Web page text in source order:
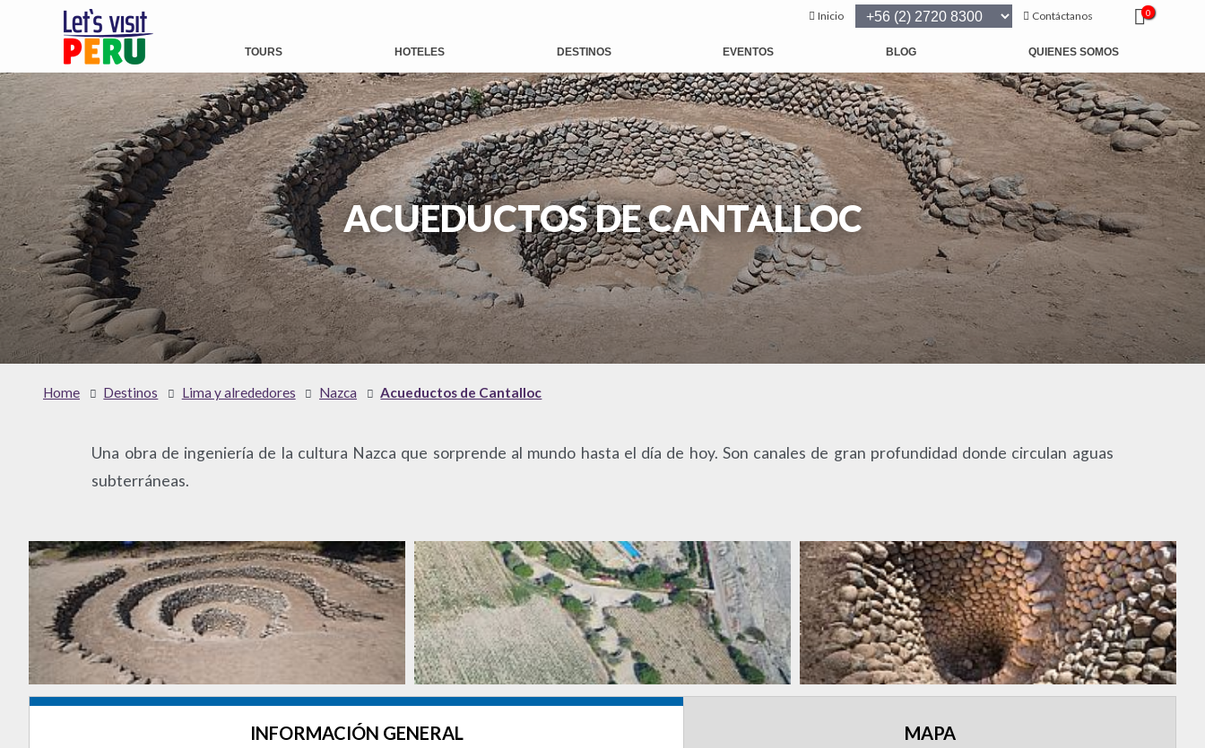
Inicio Contáctanos 0
TOURS HOTELES DESTINOS EVENTOS BLOG QUIENES SOMOS
ACUEDUCTOS DE CANTALLOC
Home Destinos Lima y alrededores Nazca Acueductos de Cantalloc
Una obra de ingeniería de la cultura Nazca que sorprende al mundo hasta el día de hoy. Son canales de gran profundidad donde circulan aguas
subterráneas.
INFORMACIÓN GENERAL MAPA